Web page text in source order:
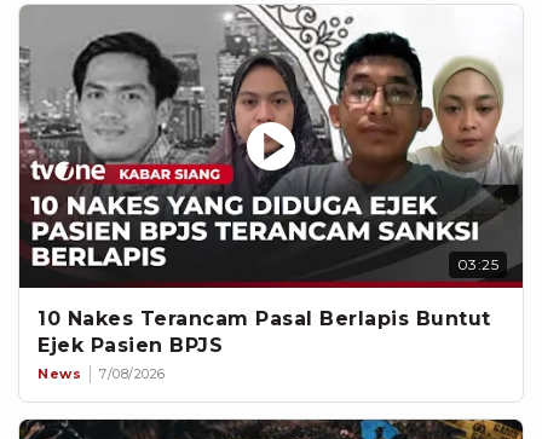
03:25
10 Nakes Terancam Pasal Berlapis Buntut
Ejek Pasien BPJS
News 7/08/2026